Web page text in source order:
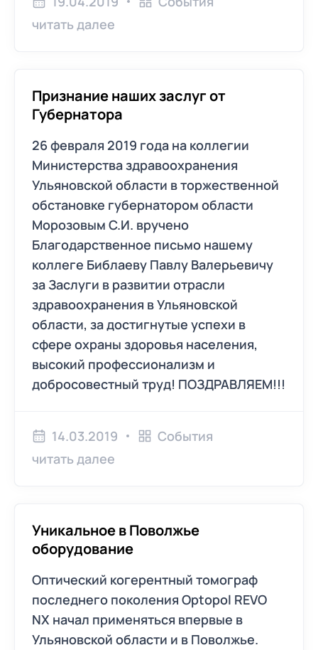
читать далее
Признание наших заслуг от
Губернатора
26 февраля 2019 года на коллегии
Министерства здравоохранения
Ульяновской области в торжественной
обстановке губернатором области
Морозовым С.И. вручено
Благодарственное письмо нашему
коллеге Библаеву Павлу Валерьевичу
за Заслуги в развитии отрасли
здравоохранения в Ульяновской
области, за достигнутые успехи в
сфере охраны здоровья населения,
высокий профессионализм и
добросовестный труд! ПОЗДРАВЛЯЕМ!!!
14.03.2019
События
читать далее
Уникальное в Поволжье
оборудование
Оптический когерентный томограф
последнего поколения Optopol REVO
NX начал применяться впервые в
Ульяновской области и в Поволжье.